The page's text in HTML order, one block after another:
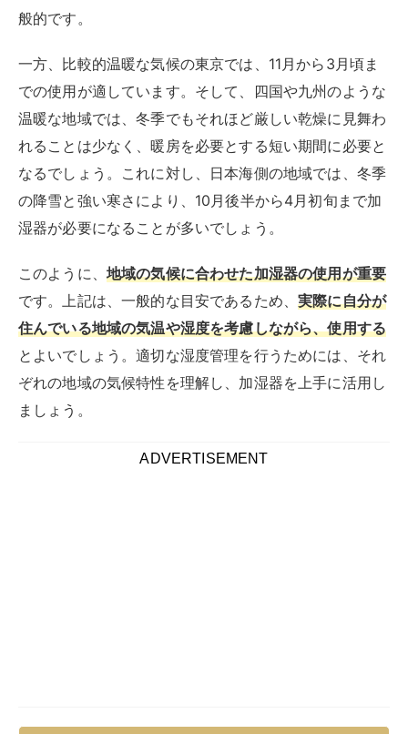
般的です。
一方、比較的温暖な気候の東京では、11月から3月頃ま
での使用が適しています。そして、四国や九州のような
温暖な地域では、冬季でもそれほど厳しい乾燥に見舞わ
れることは少なく、暖房を必要とする短い期間に必要と
なるでしょう。これに対し、日本海側の地域では、冬季
の降雪と強い寒さにより、10月後半から4月初旬まで加
湿器が必要になることが多いでしょう。
このように、 地域の気候に合わせた加湿器の使用が重要
です。上記は、一般的な目安であるため、実際に自分が
住んでいる地域の気温や湿度を考慮しながら、使用する
とよいでしょう。適切な湿度管理を行うためには、それ
ぞれの地域の気候特性を理解し、加湿器を上手に活用し
ましょう。
ADVERTISEMENT